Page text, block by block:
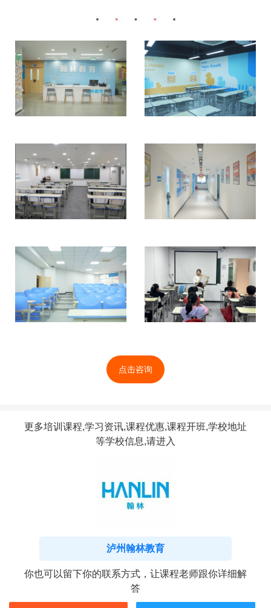
点击咨询
更多培训课程,学习资讯,课程优惠,课程开班,学校地址
等学校信息,请进入
泸州翰林教育
你也可以留下你的联系方式，让课程老师跟你详细解
答